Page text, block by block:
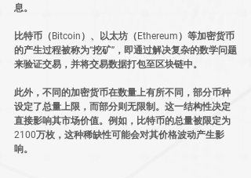
息。
比特币（Bitcoin）、以太坊（Ethereum）等加密货币
的产生过程被称为“挖矿”，即通过解决复杂的数学问题
来验证交易，并将交易数据打包至区块链中。
此外，不同的加密货币在数量上有所不同，部分币种
设定了总量上限，而部分则无限制。这一结构性决定
直接影响其市场价值。例如，比特币的总量被限定为
2100万枚，这种稀缺性可能会对其价格波动产生影
响。